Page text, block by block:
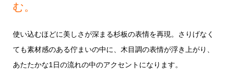
む。
使い込むほどに美しさが深まる杉板の表情を再現。さりげなく
ても素材感のある佇まいの中に、木目調の表情が浮き上がり、
あたたかな1日の流れの中のアクセントになります。